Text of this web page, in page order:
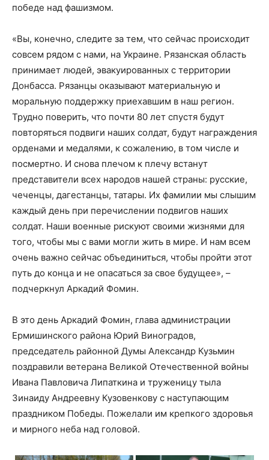
победе над фашизмом.
«Вы, конечно, следите за тем, что сейчас происходит
совсем рядом с нами, на Украине. Рязанская область
принимает людей, эвакуированных с территории
Донбасса. Рязанцы оказывают материальную и
моральную поддержку приехавшим в наш регион.
Трудно поверить, что почти 80 лет спустя будут
повторяться подвиги наших солдат, будут награждения
орденами и медалями, к сожалению, в том числе и
посмертно. И снова плечом к плечу встанут
представители всех народов нашей страны: русские,
чеченцы, дагестанцы, татары. Их фамилии мы слышим
каждый день при перечислении подвигов наших
солдат. Наши военные рискуют своими жизнями для
того, чтобы мы с вами могли жить в мире. И нам всем
очень важно сейчас объединиться, чтобы пройти этот
путь до конца и не опасаться за свое будущее», –
подчеркнул Аркадий Фомин.
В это день Аркадий Фомин, глава администрации
Ермишинского района Юрий Виноградов,
председатель районной Думы Александр Кузьмин
поздравили ветерана Великой Отечественной войны
Ивана Павловича Липаткина и труженицу тыла
Зинаиду Андреевну Кузовенкову с наступающим
праздником Победы. Пожелали им крепкого здоровья
и мирного неба над головой.